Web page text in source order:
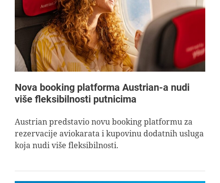
AVIOPEDIA
SPECIJAL
FOTO PRIČA
TEMA
AGENT
Nova booking platforma Austrian-a nudi
više fleksibilnosti putnicima
Austrian predstavio novu booking platformu za
rezervacije aviokarata i kupovinu dodatnih usluga
koja nudi više fleksibilnosti.